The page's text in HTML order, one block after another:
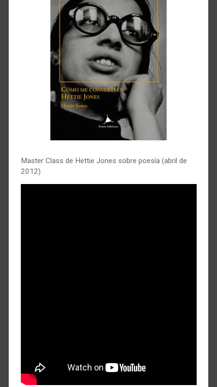
Master Class de Hettie Jones sobre poesía (abril de
2012)